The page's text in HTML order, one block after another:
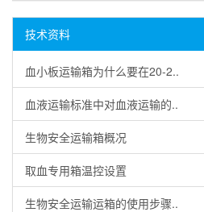
技术资料
血小板运输箱为什么要在20-2..
血液运输标准中对血液运输的..
生物安全运输箱概况
取血专用箱温控设置
生物安全运输运箱的使用步骤..